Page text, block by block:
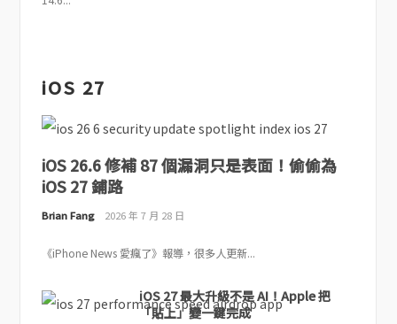
iOS 27
iOS 26.6 修補 87 個漏洞只是表面！偷偷為
iOS 27 鋪路
Brian Fang 2026 年 7 月 28 日
《iPhone News 愛瘋了》報導，很多人更新...
iOS 27 最大升級不是 AI！Apple 把
「貼上」變一鍵完成